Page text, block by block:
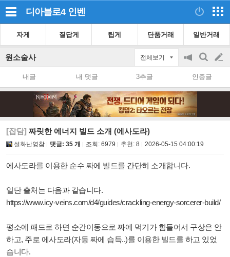
디아블로4 인벤
자게 질답게 팁게 단품거래 일반거래
원소술사 전체보기
공
on/off
검
색
글
쓰
내글 내 댓글 3추글 인증글
[잡담] 짜릿한 에너지 빌드 소개 (에사도라)
설화난영참 댓글: 35 개 조회: 6979 추천: 8 2026-05-15 04:00:19
에사도라를 이용한 순수 짜에 빌드를 간단히 소개합니다.
일단 출처는 다음과 같습니다.
https://www.icy-veins.com/d4/guides/crackling-energy-sorcerer-build/
평소에 패드로 하면 순간이동으로 짜에 먹기가 힘들어서 구상은 안
하고, 주로 에사도라(자동 짜에 습득..)를 이용한 빌드를 하고 있었
습니다.